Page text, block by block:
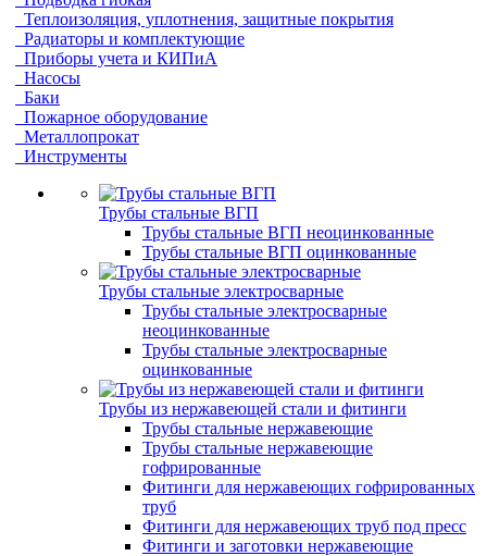
Теплоизоляция, уплотнения, защитные покрытия
Радиаторы и комплектующие
Приборы учета и КИПиА
Насосы
Баки
Пожарное оборудование
Металлопрокат
Инструменты
Трубы стальные ВГП
Трубы стальные ВГП неоцинкованные
Трубы стальные ВГП оцинкованные
Трубы стальные электросварные
Трубы стальные электросварные
неоцинкованные
Трубы стальные электросварные
оцинкованные
Трубы из нержавеющей стали и фитинги
Трубы стальные нержавеющие
Трубы стальные нержавеющие
гофрированные
Фитинги для нержавеющих гофрированных
труб
Фитинги для нержавеющих труб под пресс
Фитинги и заготовки нержавеющие